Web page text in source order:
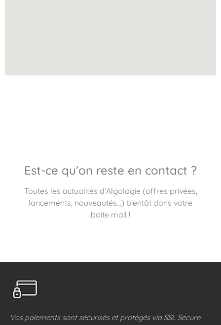
Est-ce qu’on reste en contact ?
Toutes les actualités d’Algologie (offres privées,
lancements, nouveautés…) bientôt dans votre
boite mail !
Vos paiements sont sécurisés et protégés via SSL Secure.